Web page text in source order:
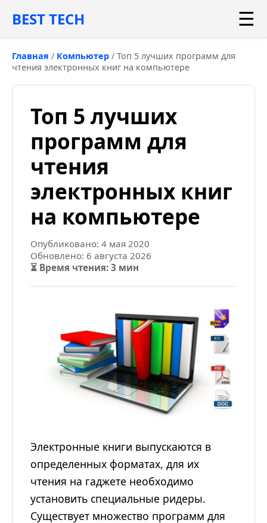
BEST TECH ☰
Главная / Компьютер / Топ 5 лучших программ для
чтения электронных книг на компьютере
Топ 5 лучших
программ для
чтения
электронных книг
на компьютере
Опубликовано: 4 мая 2020
Обновлено: 6 августа 2026
⏳ Время чтения: 3 мин
Электронные книги выпускаются в
определенных форматах, для их
чтения на гаджете необходимо
установить специальные ридеры.
Существует множество программ для